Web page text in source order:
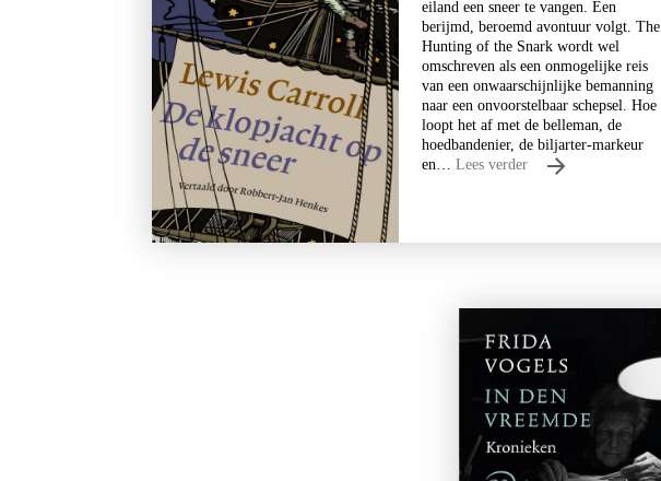
Stephan Enter
Pastorale
€
23,99
BESTEL
eiland een sneer te vangen. Een
berijmd, beroemd avontuur volgt. The
Hunting of the Snark wordt wel
omschreven als een onmogelijke reis
van een onwaarschijnlijke bemanning
naar een onvoorstelbaar schepsel. Hoe
loopt het af met de belleman, de
hoedbandenier, de biljarter-markeur
en… Lees verder